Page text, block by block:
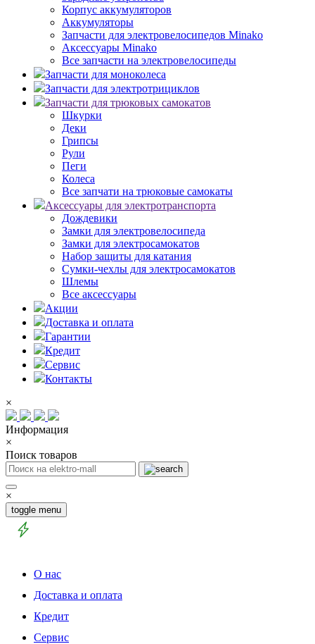
Корпус аккумуляторов
Аккумуляторы
Запчасти для электровелосипедов Minako
Аксессуары Minako
Все запчасти на электровелосипеды
Запчасти для моноколеса
Запчасти для электротрициклов
Запчасти для трюковых самокатов
Шкурки
Деки
Грипсы
Рули
Пеги
Колеса
Все запчати на трюковые самокаты
Аксессуары для электротранспорта
Дождевики
Замки для электровелосипеда
Замки для электросамокатов
Набор защиты для катания
Сумки-чехлы для электросамокатов
Шлемы
Все аксессуары
Акции
Доставка и оплата
Гарантии
Кредит
Сервис
Контакты
×
Информация
×
Поиск товаров
×
toggle menu
О нас
Доставка и оплата
Кредит
Сервис